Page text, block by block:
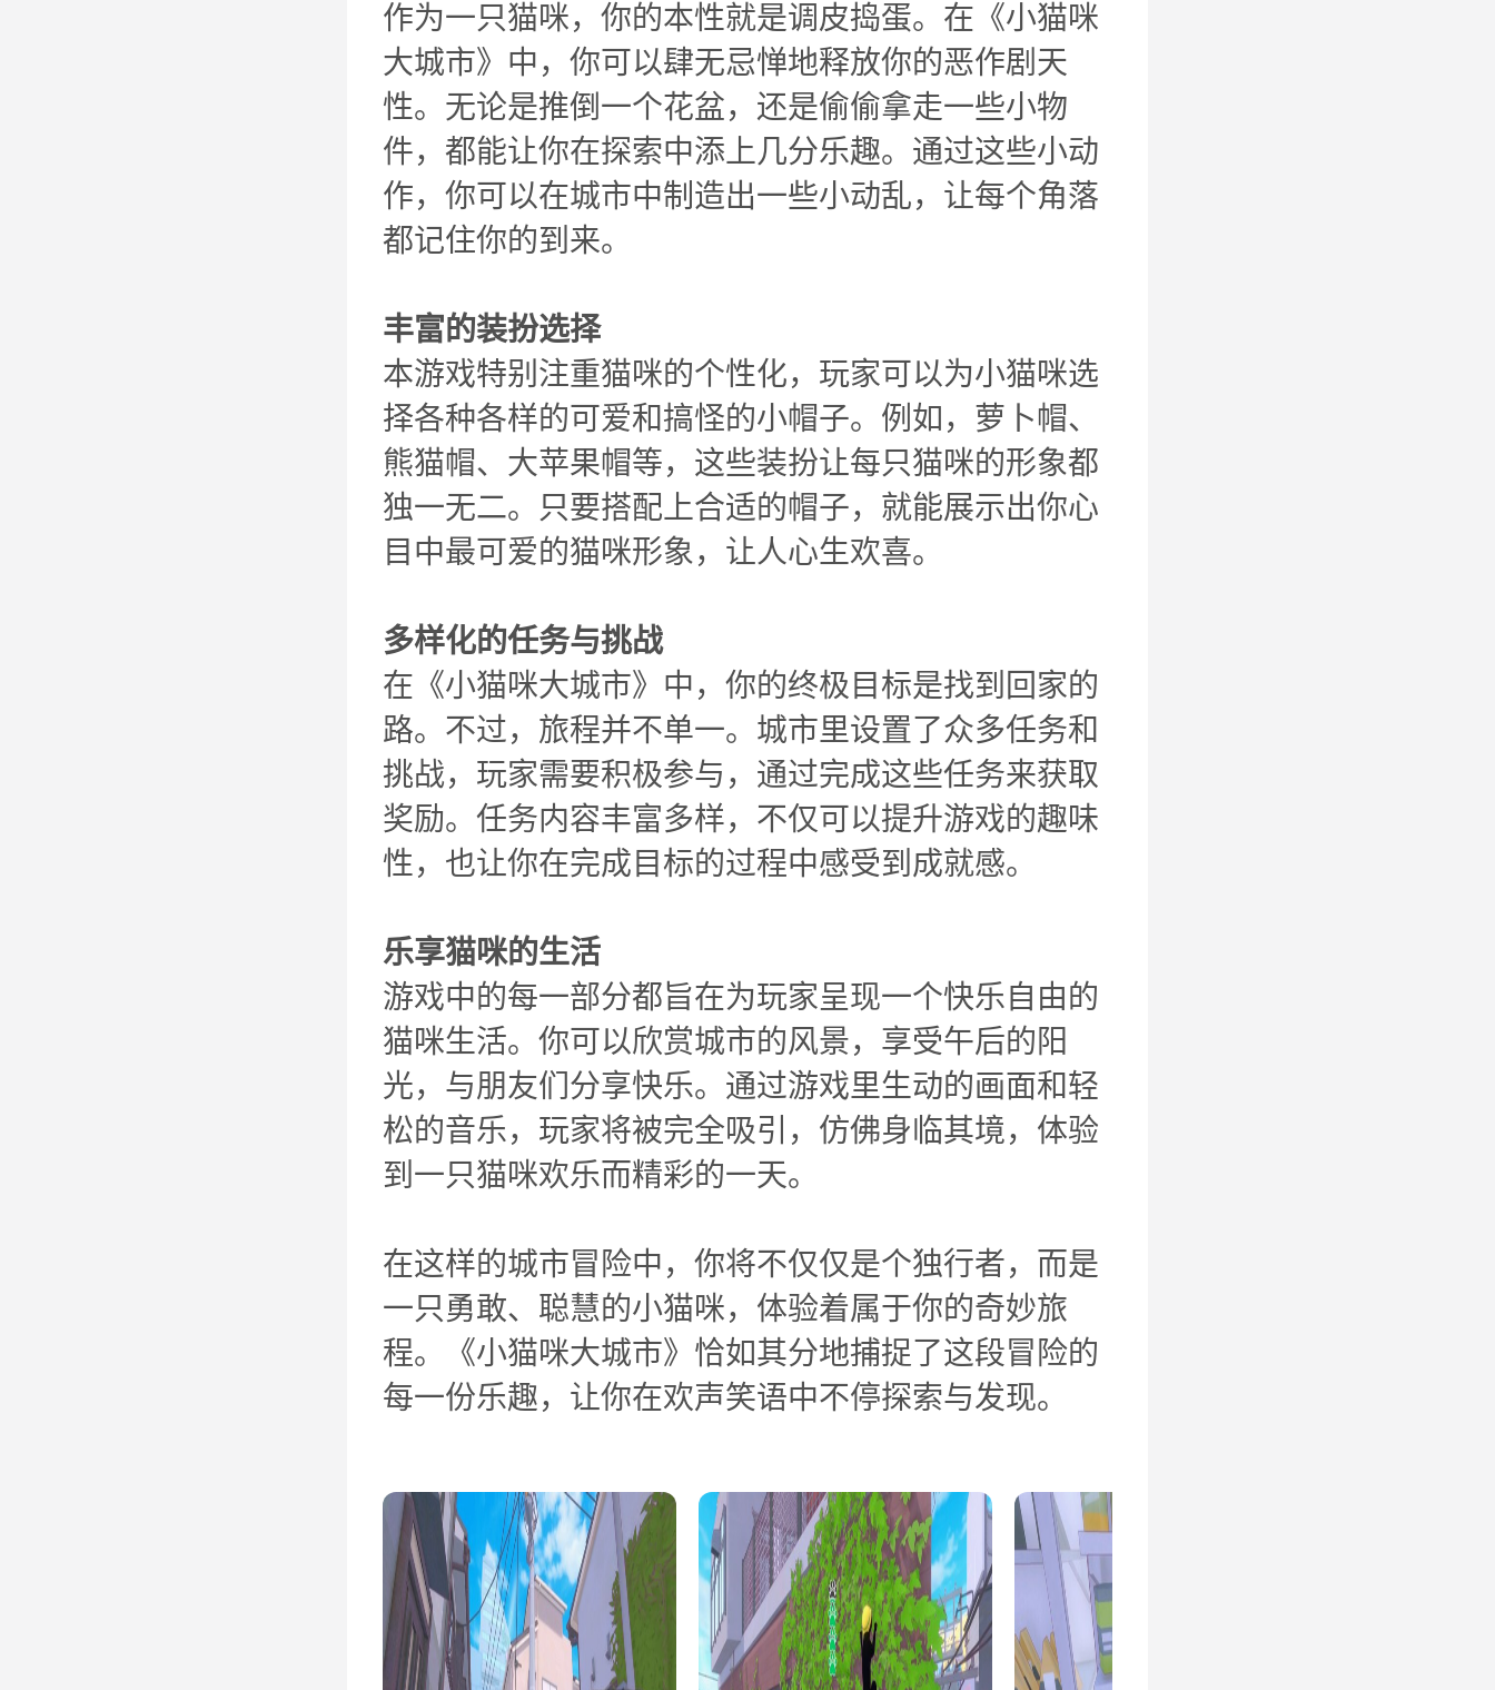
作为一只猫咪，你的本性就是调皮捣蛋。在《小猫咪
大城市》中，你可以肆无忌惮地释放你的恶作剧天
性。无论是推倒一个花盆，还是偷偷拿走一些小物
件，都能让你在探索中添上几分乐趣。通过这些小动
作，你可以在城市中制造出一些小动乱，让每个角落
都记住你的到来。
丰富的装扮选择
本游戏特别注重猫咪的个性化，玩家可以为小猫咪选
择各种各样的可爱和搞怪的小帽子。例如，萝卜帽、
熊猫帽、大苹果帽等，这些装扮让每只猫咪的形象都
独一无二。只要搭配上合适的帽子，就能展示出你心
目中最可爱的猫咪形象，让人心生欢喜。
多样化的任务与挑战
在《小猫咪大城市》中，你的终极目标是找到回家的
路。不过，旅程并不单一。城市里设置了众多任务和
挑战，玩家需要积极参与，通过完成这些任务来获取
奖励。任务内容丰富多样，不仅可以提升游戏的趣味
性，也让你在完成目标的过程中感受到成就感。
乐享猫咪的生活
游戏中的每一部分都旨在为玩家呈现一个快乐自由的
猫咪生活。你可以欣赏城市的风景，享受午后的阳
光，与朋友们分享快乐。通过游戏里生动的画面和轻
松的音乐，玩家将被完全吸引，仿佛身临其境，体验
到一只猫咪欢乐而精彩的一天。
在这样的城市冒险中，你将不仅仅是个独行者，而是
一只勇敢、聪慧的小猫咪，体验着属于你的奇妙旅
程。《小猫咪大城市》恰如其分地捕捉了这段冒险的
每一份乐趣，让你在欢声笑语中不停探索与发现。